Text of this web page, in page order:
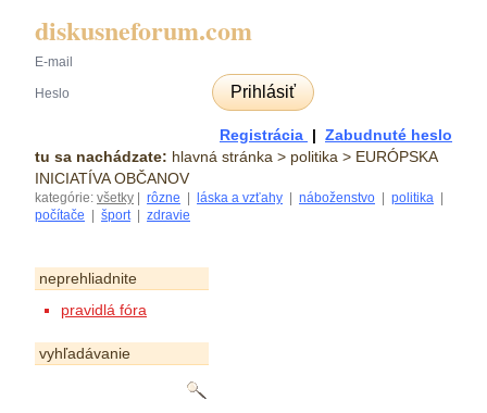
diskusneforum.com
Prihlásiť
Registrácia | Zabudnuté heslo
tu sa nachádzate: hlavná stránka > politika > EURÓPSKA
INICIATÍVA OBČANOV
kategórie: všetky rôzne láska a vzťahy náboženstvo politika
počítače
šport| zdravie
neprehliadnite
pravidlá fóra
vyhľadávanie